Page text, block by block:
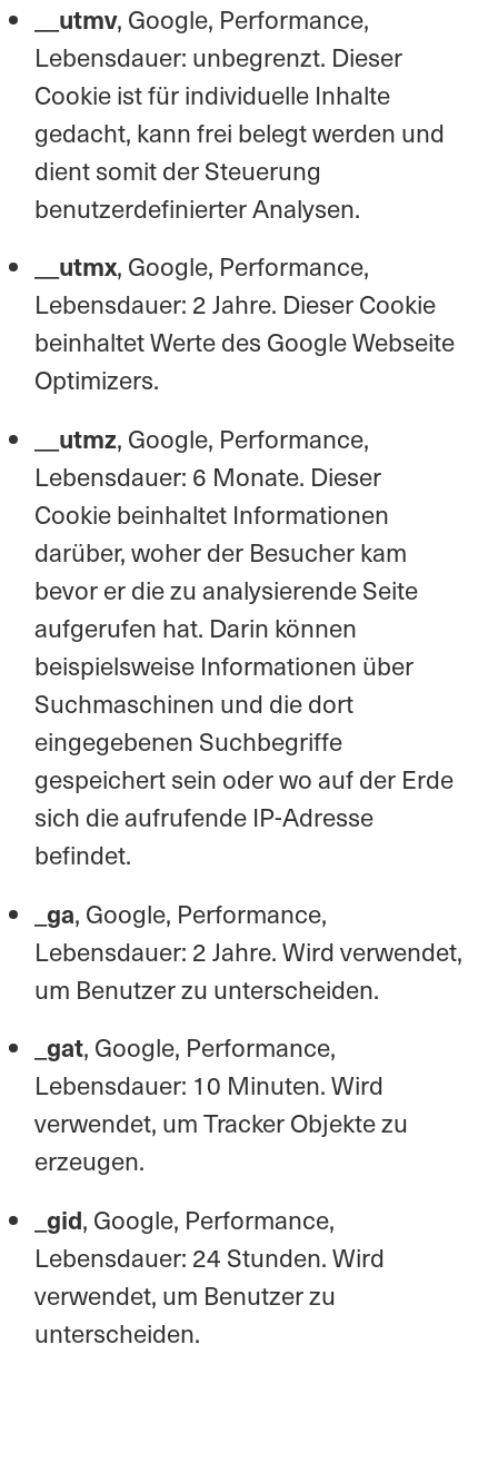
__utmv, Google, Performance,
Lebensdauer: unbegrenzt. Dieser
Cookie ist für individuelle Inhalte
gedacht, kann frei belegt werden und
dient somit der Steuerung
benutzerdefinierter Analysen.
__utmx, Google, Performance,
Lebensdauer: 2 Jahre. Dieser Cookie
beinhaltet Werte des Google Webseite
Optimizers.
__utmz, Google, Performance,
Lebensdauer: 6 Monate. Dieser
Cookie beinhaltet Informationen
darüber, woher der Besucher kam
bevor er die zu analysierende Seite
aufgerufen hat. Darin können
beispielsweise Informationen über
Suchmaschinen und die dort
eingegebenen Suchbegriffe
gespeichert sein oder wo auf der Erde
sich die aufrufende IP-Adresse
befindet.
_ga, Google, Performance,
Lebensdauer: 2 Jahre. Wird verwendet,
um Benutzer zu unterscheiden.
_gat, Google, Performance,
Lebensdauer: 10 Minuten. Wird
verwendet, um Tracker Objekte zu
erzeugen.
_gid, Google, Performance,
Lebensdauer: 24 Stunden. Wird
verwendet, um Benutzer zu
unterscheiden.